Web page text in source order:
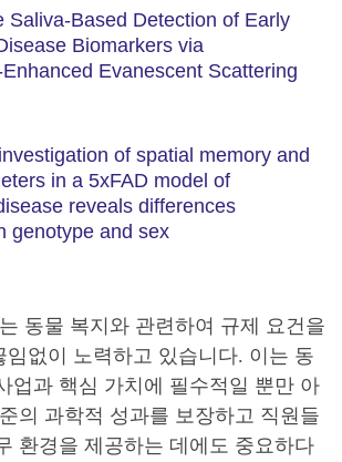
Saliva-Based Detection of Early
Biomarkers via
Evanescent Scattering
of spatial memory and
in a 5xFAD model of
reveals differences
genotype and sex
는 동물 복지와 관련하여 규제 요건을
임없이 노력하고 있습니다. 이는 동
업과 핵심 가치에 필수적일 뿐만 아
의 과학적 성과를 보장하고 직원들
환경을 제공하는 데에도 중요하다